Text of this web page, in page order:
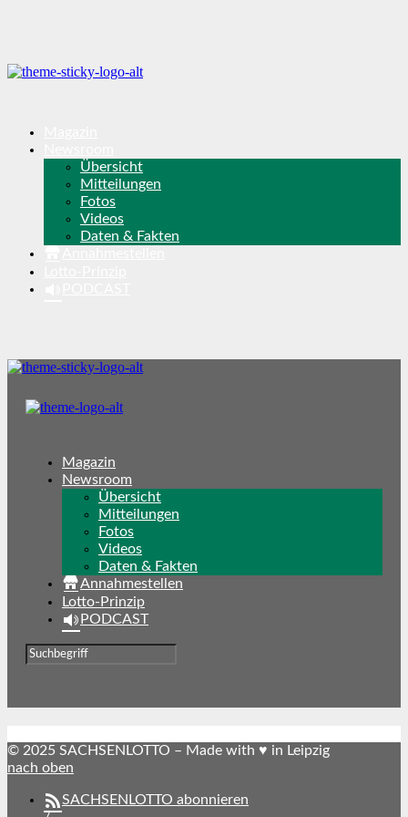
Übersicht
Mitteilungen
Fotos
Videos
Daten & Fakten
Magazin
Newsroom
Übersicht
Mitteilungen
Fotos
Videos
Daten & Fakten
Annahmestellen
Lotto-Prinzip
PODCAST
© 2025 SACHSENLOTTO – Made with ♥ in Leipzig
nach oben
SACHSENLOTTO abonnieren